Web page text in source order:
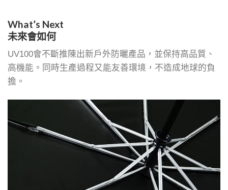
What’s Next
未來會如何
UV100會不斷推陳出新戶外防曬產品，並保持高品質、
高機能。同時生產過程又能友善環境，不造成地球的負
擔。